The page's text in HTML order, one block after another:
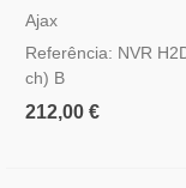
Preto — Gravador IP
HDMI
Ajax
Referência: NVR
ch) B
212,00 €